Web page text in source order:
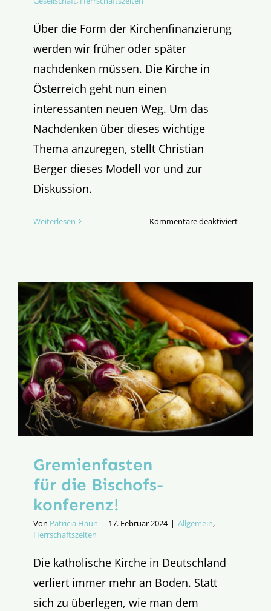
Über die Form der Kirchenfinanzierung
werden wir früher oder später
nachdenken müssen. Die Kirche in
Österreich geht nun einen
interessanten neuen Weg. Um das
Nachdenken über dieses wichtige
Thema anzuregen, stellt Christian
Berger dieses Modell vor und zur
Diskussion.
Weiterlesen Kommentare deaktiviertfür
Gremienfasten
für die Bischofs­
konferenz!
Von Patricia Haun | 17. Februar 2024 | Allgemein,
Herrschaftszeiten
Die katholische Kirche in Deutschland
verliert immer mehr an Boden. Statt
sich zu überlegen, wie man dem